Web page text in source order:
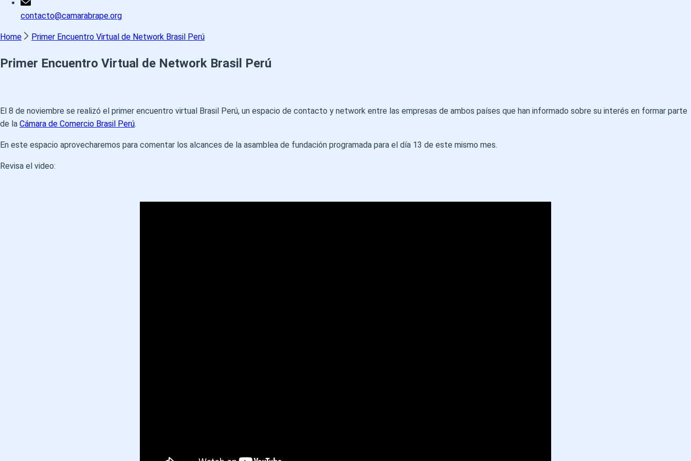
contacto@camarabrape.org
Home Primer Encuentro Virtual de Network Brasil Perú
Primer Encuentro Virtual de Network Brasil Perú
El 8 de noviembre se realizó el primer encuentro virtual Brasil Perú, un espacio de contacto y network entre las empresas de ambos países que han informado sobre su interés en formar parte
de la Cámara de Comercio Brasil Perú.
En este espacio aprovecharemos para comentar los alcances de la asamblea de fundación programada para el día 13 de este mismo mes.
Revisa el video: